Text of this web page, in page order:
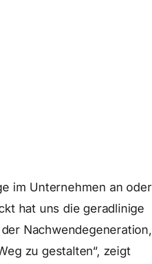
im Unternehmen an oder
hat uns die geradlinige
Nachwendegeneration,
zu gestalten“, zeigt